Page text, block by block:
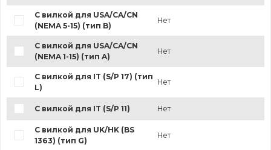
С вилкой для USA/CA/CN
(NEMA 5-15) (тип B)
Нет
С вилкой для USA/CA/CN
(NEMA 1-15) (тип A)
Нет
С вилкой для IT (S/P 17) (тип
L)
Нет
С вилкой для IT (S/P 11) Нет
С вилкой для UK/HK (BS
1363) (тип G)
Нет